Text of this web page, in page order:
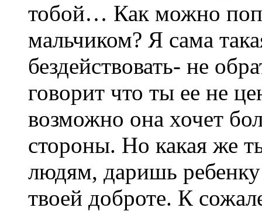
тобой… Как можно
мальчиком? Я сама
бездействовать- не
говорит что ты ее не
возможно она хочет
стороны. Но какая же
людям, даришь
твоей доброте. К